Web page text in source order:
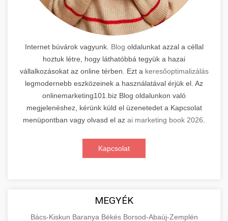
Internet búvárok vagyunk. Blog oldalunkat azzal a céllal
hoztuk létre, hogy láthatóbbá tegyük a hazai
vállalkozásokat az online térben. Ezt a keresőoptimalizálás
legmodernebb eszközeinek a használatával érjük el. Az
onlinemarketing101.biz Blog oldalunkon való
megjelenéshez, kérünk küld el üzenetedet a Kapcsolat
menüpontban vagy olvasd el az ai marketing book 2026
Kapcsolat
MEGYÉK
Bács-Kiskun Baranya Békés Borsod-Abaúj-Zemplén